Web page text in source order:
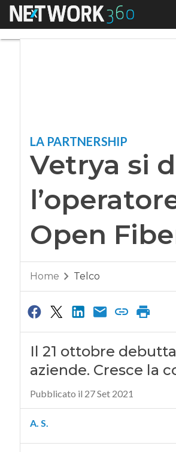
Menu
LA PARTNERSHIP
Vetrya si
Open
Home Telco
Il 21 ottobre
aziende. Cresce la
Pubblicato il 27 Set 2021
A. S.